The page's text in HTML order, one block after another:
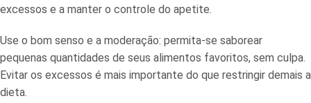
excessos e a manter o controle do apetite.
Use o bom senso e a moderação: permita-se saborear
pequenas quantidades de seus alimentos favoritos, sem culpa.
Evitar os excessos é mais importante do que restringir demais a
dieta.